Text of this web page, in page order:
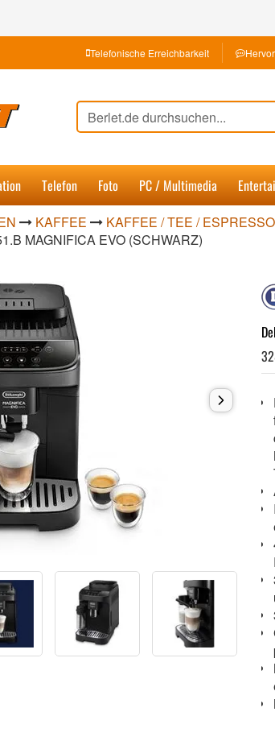
Telefonische Erreichbarkeit
Telefon Foto PC / Multimedia
KAFFEE KAFFEE / TEE / ESPRESSO
MAGNIFICA EVO (SCHWARZ)